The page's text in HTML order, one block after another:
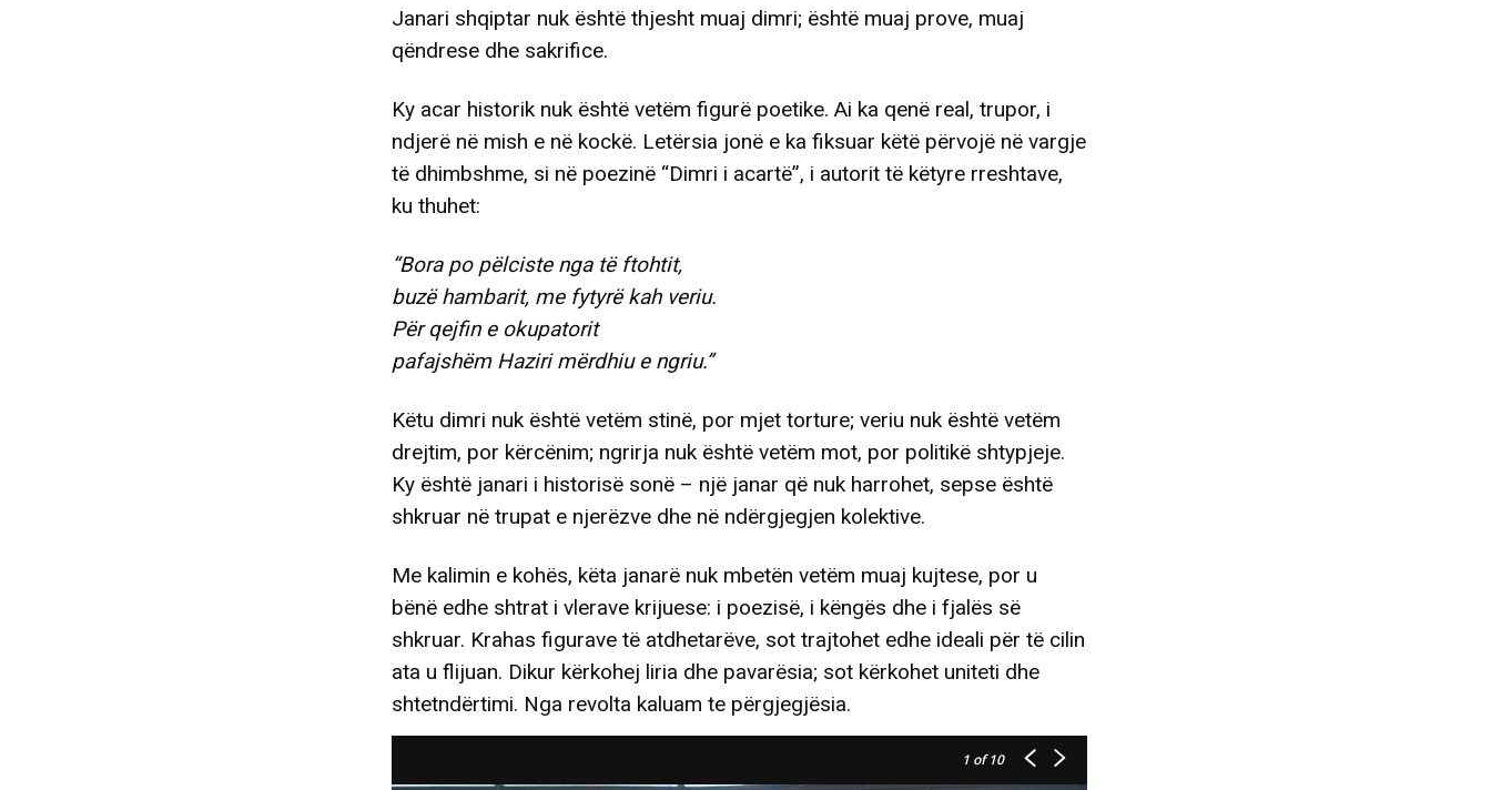
Janari shqiptar nuk është thjesht muaj dimri; është muaj prove, muaj
qëndrese dhe sakrifice.
Ky acar historik nuk është vetëm figurë poetike. Ai ka qenë real, trupor, i
ndjerë në mish e në kockë. Letërsia jonë e ka fiksuar këtë përvojë në vargje
të dhimbshme, si në poezinë “Dimri i acartë”, i autorit të këtyre rreshtave,
ku thuhet:
“Bora po pëlciste nga të ftohtit,
buzë hambarit, me fytyrë kah veriu.
Për qejfin e okupatorit
pafajshëm Haziri mërdhiu e ngriu.”
Këtu dimri nuk është vetëm stinë, por mjet torture; veriu nuk është vetëm
drejtim, por kërcënim; ngrirja nuk është vetëm mot, por politikë shtypjeje.
Ky është janari i historisë sonë – një janar që nuk harrohet, sepse është
shkruar në trupat e njerëzve dhe në ndërgjegjen kolektive.
Me kalimin e kohës, këta janarë nuk mbetën vetëm muaj kujtese, por u
bënë edhe shtrat i vlerave krijuese: i poezisë, i këngës dhe i fjalës së
shkruar. Krahas figurave të atdhetarëve, sot trajtohet edhe ideali për të cilin
ata u flijuan. Dikur kërkohej liria dhe pavarësia; sot kërkohet uniteti dhe
shtetndërtimi. Nga revolta kaluam te përgjegjësia.
1of 10